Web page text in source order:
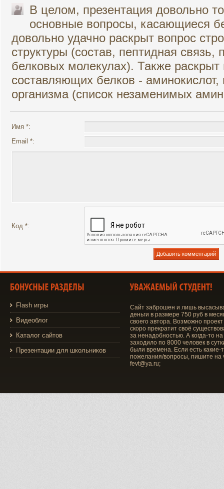
В целом, презентация довольно
основные вопросы, касающиеся
довольно удачно раскрыт вопрос
структуры (состав, пептидная связь,
белковых молекулах). Также раскрыт
составляющих белков - аминокислот,
организма (список незаменимых
Имя *:
Email *:
Код *:
Flash игры
Видеоблог
Каталог сайтов
Презентации для школьников
Сайт заброшен и лишь
деньги в размере 750 руб в
своего автора. Возможно проект
скоро прекратит своё
за ненадобностью. А когда-то на
заходило по 8000 человек в
были времена. Если есть какие-
пожелания/вопросы, пишите на
fevt@ya.ru;